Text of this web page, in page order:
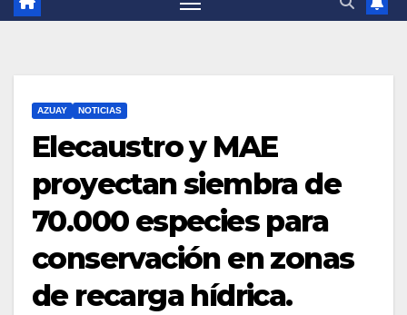
AZUAY NOTICIAS
Elecaustro y MAE
proyectan siembra de
70.000 especies para
conservación en zonas
de recarga hídrica.